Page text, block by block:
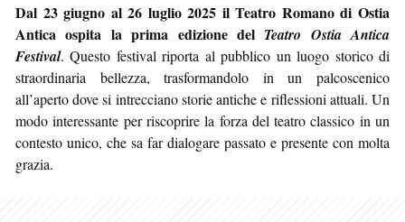
Dal 23 giugno al 26 luglio 2025 il Teatro Romano di Ostia
Antica ospita la prima edizione del Teatro Ostia Antica
Festival. Questo festival riporta al pubblico un luogo storico di
straordinaria bellezza, trasformandolo in un palcoscenico
all’aperto dove si intrecciano storie antiche e riflessioni attuali. Un
modo interessante per riscoprire la forza del teatro classico in un
contesto unico, che sa far dialogare passato e presente con molta
grazia.